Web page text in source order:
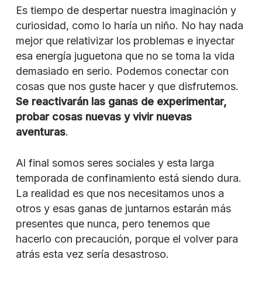
Es tiempo de despertar nuestra imaginación y
curiosidad, como lo haría un niño. No hay nada
mejor que relativizar los problemas e inyectar
esa energía juguetona que no se toma la vida
demasiado en serio. Podemos conectar con
cosas que nos guste hacer y que disfrutemos.
Se reactivarán las ganas de experimentar,
probar cosas nuevas y vivir nuevas
aventuras.
Al final somos seres sociales y esta larga
temporada de confinamiento está siendo dura.
La realidad es que nos necesitamos unos a
otros y esas ganas de juntarnos estarán más
presentes que nunca, pero tenemos que
hacerlo con precaución, porque el volver para
atrás esta vez sería desastroso.